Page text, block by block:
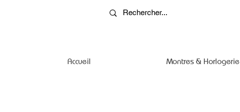
Accueil Montres & Horlogerie